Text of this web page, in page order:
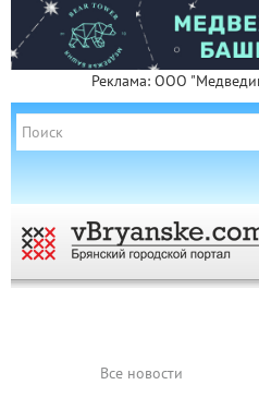
Реклама: ООО
Все новости